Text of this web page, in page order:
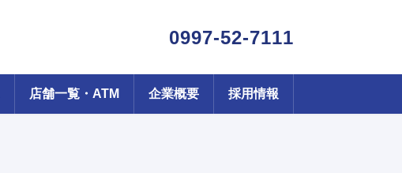
0997-52-7111
店舗一覧・ATM 企業概要 採用情報